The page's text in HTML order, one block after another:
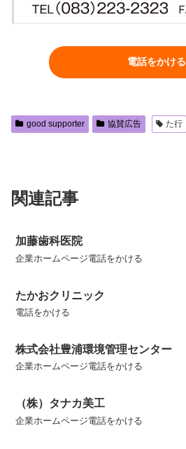
電話をかける
good supporter 協賛広告 た行
関連記事
加藤歯科医院
企業ホームページ電話をかける
たかおクリニック
電話をかける
株式会社豊浦環境管理センター
企業ホームページ電話をかける
（株）タナカ美工
企業ホームページ電話をかける